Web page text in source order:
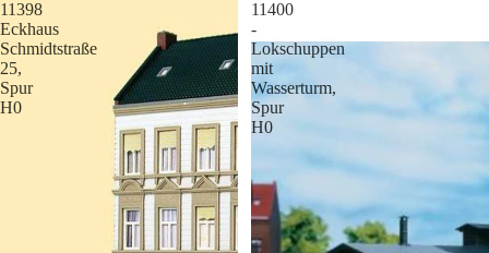
11398
Eckhaus
Schmidtstraße
25,
Spur
H0
11400
-
Lokschuppen
mit
Wasserturm,
Spur
H0